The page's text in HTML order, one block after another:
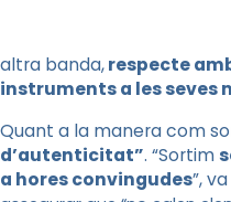
altra banda,respecte
instruments a les seves
Quant a la manera com
d’autenticitat”. “Sortim
a hores convingudes”,